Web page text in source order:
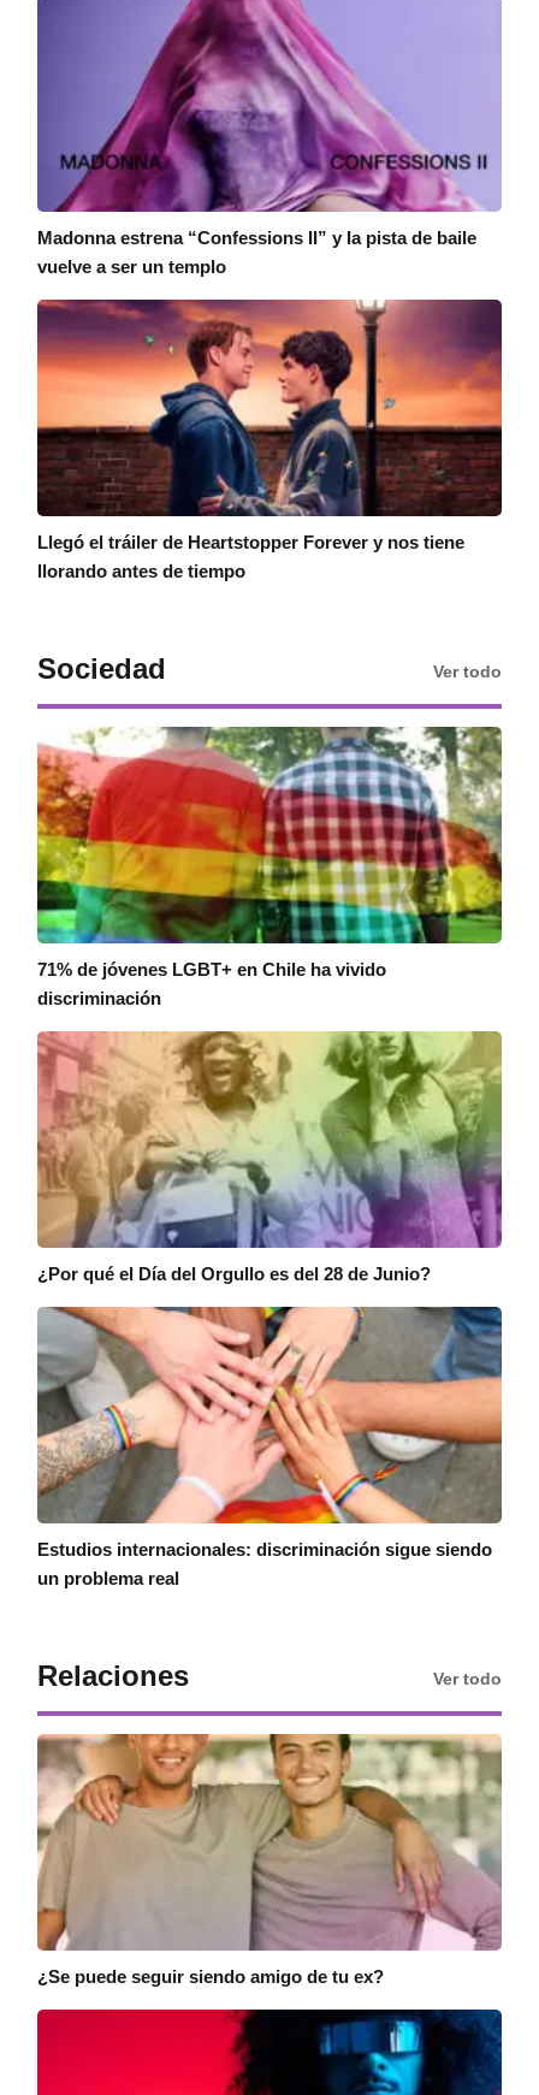
Madonna estrena “Confessions II” y la pista de baile
vuelve a ser un templo
Llegó el tráiler de Heartstopper Forever y nos tiene
llorando antes de tiempo
Sociedad Ver todo
71% de jóvenes LGBT+ en Chile ha vivido
discriminación
¿Por qué el Día del Orgullo es del 28 de Junio?
Estudios internacionales: discriminación sigue siendo
un problema real
Relaciones Ver todo
¿Se puede seguir siendo amigo de tu ex?